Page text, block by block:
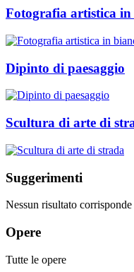
Fotografia artistica in
Dipinto di paesaggio
Scultura di arte di
Suggerimenti
Nessun risultato
Opere
Tutte le opere